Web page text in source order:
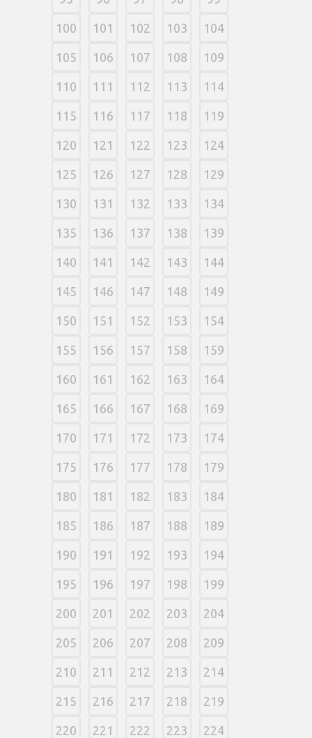
100 101 102 103 104
105 106 107 108 109
110 111 112 113 114
115 116 117 118 119
120 121 122 123 124
125 126 127 128 129
130 131 132 133 134
135 136 137 138 139
140 141 142 143 144
145 146 147 148 149
150 151 152 153 154
155 156 157 158 159
160 161 162 163 164
165 166 167 168 169
170 171 172 173 174
175 176 177 178 179
180 181 182 183 184
185 186 187 188 189
190 191 192 193 194
195 196 197 198 199
200 201 202 203 204
205 206 207 208 209
210 211 212 213 214
215 216 217 218 219
220 221 222 223 224